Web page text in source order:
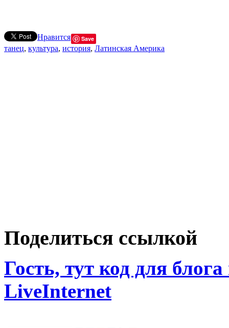
Нравится Save
танец, культура, история, Латинская Америка
Поделиться ссылкой
Гость, тут код для
LiveInternet